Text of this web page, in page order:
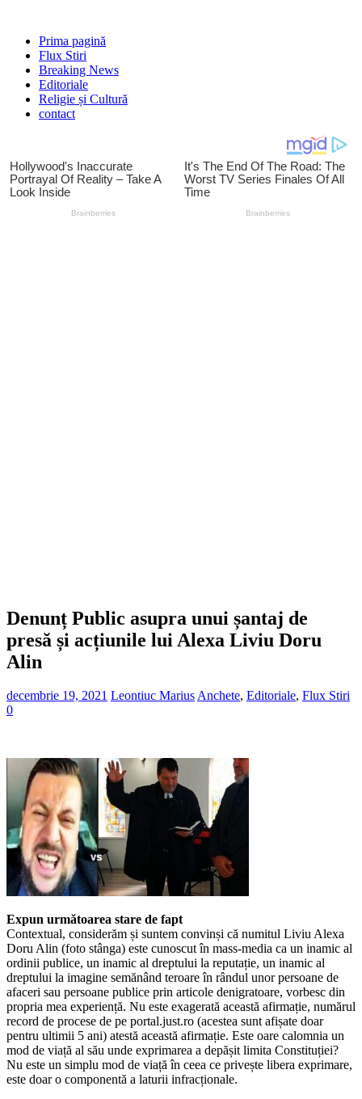
Prima pagină
Flux Stiri
Breaking News
Editoriale
Religie și Cultură
contact
Denunț Public asupra unui șantaj de
presă și acțiunile lui Alexa Liviu Doru
Alin
decembrie 19, 2021 Leontiuc MariusAnchete, Editoriale, Flux Stiri
0
Expun următoarea stare de fapt
Contextual, considerăm și suntem convinși că numitul Liviu Alexa
Doru Alin (foto stânga) este cunoscut în mass-media ca un inamic al
ordinii publice, un inamic al dreptului la reputație, un inamic al
dreptului la imagine semănând teroare în rândul unor persoane de
afaceri sau persoane publice prin articole denigratoare, vorbesc din
propria mea experiență. Nu este exagerată această afirmație, numărul
record de procese de pe portal.just.ro (acestea sunt afișate doar
pentru ultimii 5 ani) atestă această afirmație. Este oare calomnia un
mod de viață al său unde exprimarea a depășit limita Constituției?
Nu este un simplu mod de viață în ceea ce privește libera exprimare,
este doar o componentă a laturii infracționale.